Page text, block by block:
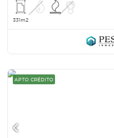
331m2
APTO CRÉDITO